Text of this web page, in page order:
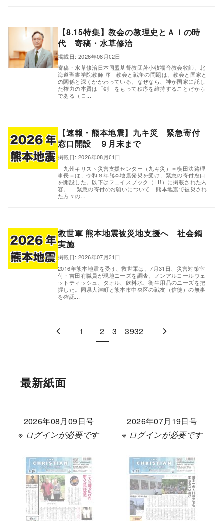
,
【8.15特集】教会の教理史とＡＩの時
代 寄稿・水草修治
掲載日: 2026年08月02日
寄稿・水草修治日本同盟基督教団苫小牧福音教会牧師、北
海道聖書学院教師 序 教会と戦争の問題は、教会と国家と
の関係と深くかかわっている。なぜなら、神が国家に託し
た権力の本質は「剣」をもって秩序を維持することだから
である（ロ...
,
【速報・熊本地震】九キ災 緊急寄付
窓口開設 ９月末まで
掲載日: 2026年08月01日
九州キリスト災害支援センター（九キ災）＝横田法路理
事長＝は、令和８年熊本地震発災を受け、緊急の寄付窓口
を開設した。以下はフェイスブック（FB）に掲載された内
容。 緊急の寄付のお願いについて 熊本地震で被災され
た方々の...
,
救世軍 熊本地震被災地支援へ 社会鍋
実施
掲載日: 2026年07月31日
2016年熊本地震を受け、救世軍は、7月31日、災害対策室
付・吉田有職員が現地ニーズを調査。ノンアルコールウェ
ットティッシュ、タオル、飲料水、衛生用品のニーズを把
握した。同県大津町と熊本市中央区の戦友（信徒）の無事
を確認...
1 2 3 3932
最新紙面
2026年08月09日号
※ ログインが必要です
2026年07月19日号
※ ログインが必要です